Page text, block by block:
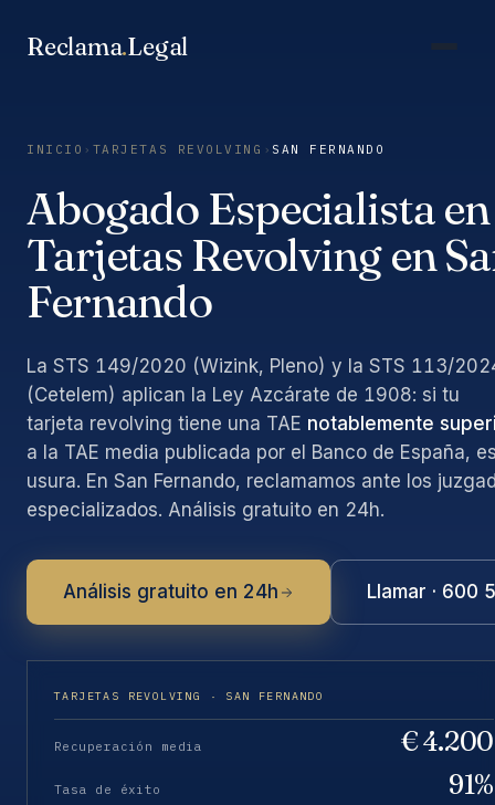
Reclama.Legal
INICIO › TARJETAS REVOLVING › SAN FERNANDO
Abogado Especialista en
Tarjetas Revolving en
Fernando
La STS 149/2020 (Wizink, Pleno) y la STS 113/
(Cetelem) aplican la Ley Azcárate de 1908: si tu
tarjeta revolving tiene una TAE notablemente
a la TAE media publicada por el Banco de España,
usura. En San Fernando, reclamamos ante los
especializados. Análisis gratuito en 24h.
Análisis gratuito en 24h Llamar · 600
TARJETAS REVOLVING · SAN FERNANDO
Recuperación media € 4.200
Tasa de éxito 91%